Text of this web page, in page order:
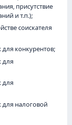
присутствие
и т.п.);
соискателя
конкурентов;
для
для
налоговой